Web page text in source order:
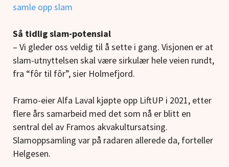
samle opp slam
Så tidlig slam-potensial
– Vi gleder oss veldig til å sette i gang. Visjonen er at
slam-utnyttelsen skal være sirkulær hele veien rundt,
fra “fôr til fôr”, sier Holmefjord.
Framo-eier Alfa Laval kjøpte opp LiftUP i 2021, etter
flere års samarbeid med det som nå er blitt en
sentral del av Framos akvakultursatsing.
Slamoppsamling var på radaren allerede da, forteller
Helgesen.